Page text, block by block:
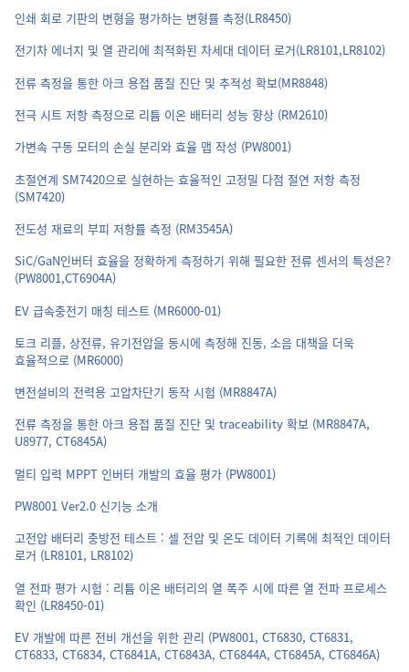
인쇄 회로 기판의 변형을 평가하는 변형률 측정(LR8450)
전기차 에너지 및 열 관리에 최적화된 차세대 데이터 로거(LR8101,LR8102)
전류 측정을 통한 아크 용접 품질 진단 및 추적성 확보(MR8848)
전극 시트 저항 측정으로 리튬 이온 배터리 성능 향상 (RM2610)
가변속 구동 모터의 손실 분리와 효율 맵 작성 (PW8001)
초절연계 SM7420으로 실현하는 효율적인 고정밀 다점 절연 저항 측정
(SM7420)
전도성 재료의 부피 저항률 측정 (RM3545A)
SiC/GaN인버터 효율을 정확하게 측정하기 위해 필요한 전류 센서의 특성은?
(PW8001,CT6904A)
EV 급속충전기 매칭 테스트 (MR6000-01)
토크 리플, 상전류, 유기전압을 동시에 측정해 진동, 소음 대책을 더욱
효율적으로 (MR6000)
변전설비의 전력용 고압차단기 동작 시험 (MR8847A)
전류 측정을 통한 아크 용접 품질 진단 및 traceability 확보 (MR8847A,
U8977, CT6845A)
멀티 입력 MPPT 인버터 개발의 효율 평가 (PW8001)
PW8001 Ver2.0 신기능 소개
고전압 배터리 충방전 테스트 : 셀 전압 및 온도 데이터 기록에 최적인 데이터
로거 (LR8101, LR8102)
열 전파 평가 시험 : 리튬 이온 배터리의 열 폭주 시에 따른 열 전파 프로세스
확인 (LR8450-01)
EV 개발에 따른 전비 개선을 위한 관리 (PW8001, CT6830, CT6831,
CT6833, CT6834, CT6841A, CT6843A, CT6844A, CT6845A, CT6846A)